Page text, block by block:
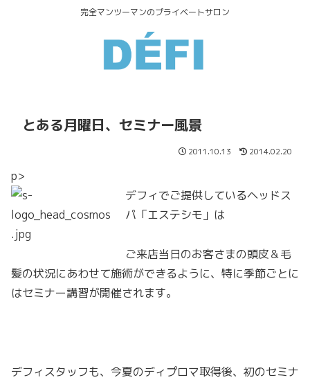
完全マンツーマンのプライベートサロン
とある月曜日、セミナー風景
2011.10.13 2014.02.20
p>
デフィでご提供しているヘッドス
パ「エステシモ」は
ご来店当日のお客さまの頭皮＆毛
髪の状況にあわせて施術ができるように、特に季節ごとに
はセミナー講習が開催されます。
デフィスタッフも、今夏のディプロマ取得後、初のセミナ